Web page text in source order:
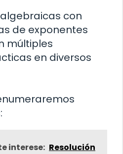
con
de exponentes
múltiples
en diversos
interese: Resolución